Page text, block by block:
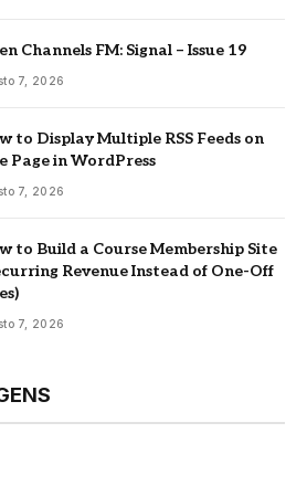
Channels FM: Signal – Issue 19
7, 2026
to Display Multiple RSS Feeds on
Page in WordPress
7, 2026
to Build a Course Membership Site
Revenue Instead of One-Off
7, 2026